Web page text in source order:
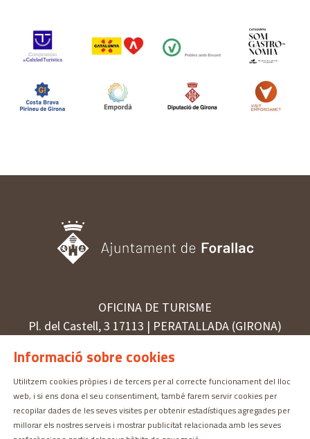
OFICINA DE TURISME
Pl. del Castell, 3 17113 | PERATALLADA (GIRONA)
Sitemap Avís Legal Ús de Cookies Contactar
Informació sobre cookies
Utilitzem cookies pròpies i de tercers per al correcte funcionament del lloc
web, i si ens dona el seu consentiment, també farem servir cookies per
recopilar dades de les seves visites per obtenir estadístiques agregades per
millorar els nostres serveis i mostrar publicitat relacionada amb les seves